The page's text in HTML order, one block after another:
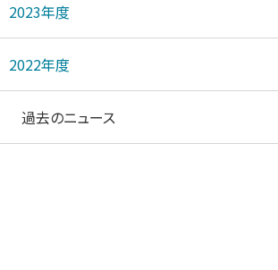
2023年度
2022年度
過去のニュース